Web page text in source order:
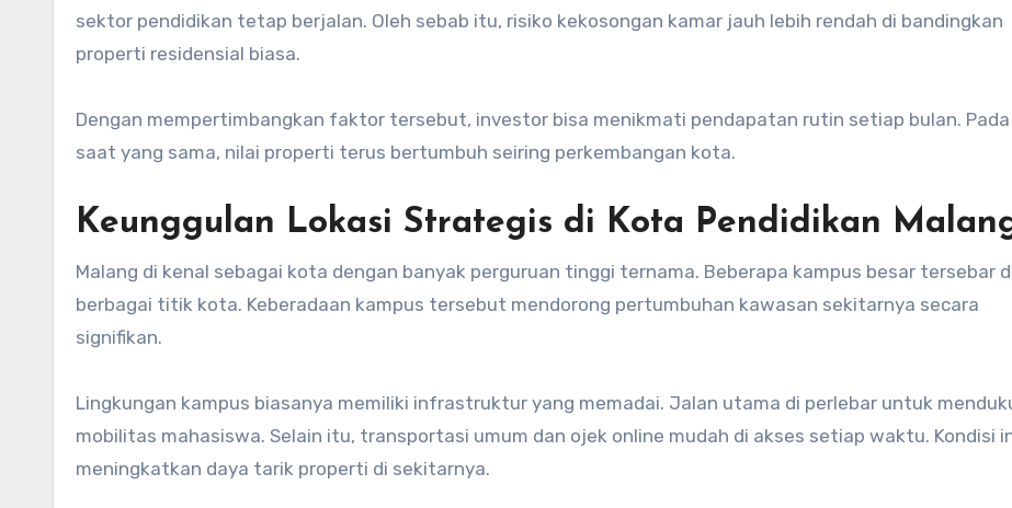
sektor pendidikan tetap berjalan. Oleh sebab itu, risiko kekosongan kamar jauh lebih rendah di bandingkan
properti residensial biasa.
Dengan mempertimbangkan faktor tersebut, investor bisa menikmati pendapatan rutin setiap bulan. Pada
saat yang sama, nilai properti terus bertumbuh seiring perkembangan kota.
Keunggulan Lokasi Strategis di Kota Pendidikan
Malang di kenal sebagai kota dengan banyak perguruan tinggi ternama. Beberapa kampus besar tersebar
berbagai titik kota. Keberadaan kampus tersebut mendorong pertumbuhan kawasan sekitarnya secara
signifikan.
Lingkungan kampus biasanya memiliki infrastruktur yang memadai. Jalan utama di perlebar untuk
mobilitas mahasiswa. Selain itu, transportasi umum dan ojek online mudah di akses setiap waktu. Kondisi
meningkatkan daya tarik properti di sekitarnya.